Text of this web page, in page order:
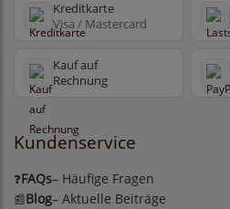
Kreditkarte
Visa / Mastercard
Kauf auf
Rechnung
Kundenservice
❓FAQs– Häufige Fragen
📰Blog– Aktuelle Beiträge